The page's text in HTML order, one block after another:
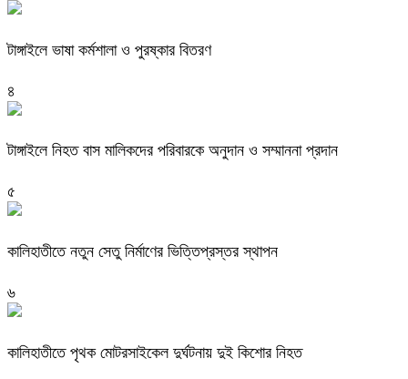
টাঙ্গাইলে ভাষা কর্মশালা ও পুরষ্কার বিতরণ
৪
টাঙ্গাইলে নিহত বাস মালিকদের পরিবারকে অনুদান ও সম্মাননা প্রদান
৫
কালিহাতীতে নতুন সেতু নির্মাণের ভিত্তিপ্রস্তর স্থাপন
৬
কালিহাতীতে পৃথক মোটরসাইকেল দুর্ঘটনায় দুই কিশোর নিহত